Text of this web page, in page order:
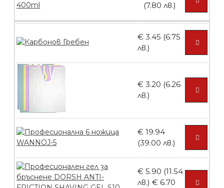
Контейнери за сваляне на гел лак 5
броя
БЕЗПЛАТНО
Пластмасови предпазители за лак
БЕЗПЛАТНО
Ваничка за маникюр BMSPA1C
(7.80 лв.)
€ 3.45 (6.75
лв.)
€ 3.20 (6.26
лв.)
€ 19.94
(39.00 лв.)
€ 5.90 (11.54
лв.) € 6.70